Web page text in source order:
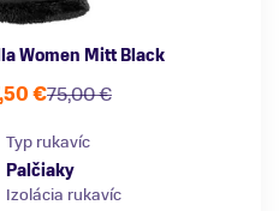
Women Mitt Black
75,00 €
€
Typ rukavíc
Palčiaky
Izolácia rukavíc